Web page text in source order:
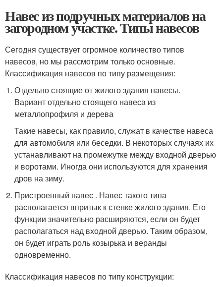
Навес из подручных материалов на
загородном участке. Типы навесов
Сегодня существует огромное количество типов
навесов, но мы рассмотрим только основные.
Классификация навесов по типу размещения:
Отдельно стоящие от жилого здания навесы.
Вариант отдельно стоящего навеса из
металлопрофиля и дерева
Такие навесы, как правило, служат в качестве навеса
для автомобиля или беседки. В некоторых случаях их
устанавливают на промежутке между входной дверью
и воротами. Иногда они используются для хранения
дров на зиму.
Пристроенный навес . Навес такого типа
располагается впритык к стенке жилого здания. Его
функции значительно расширяются, если он будет
располагаться над входной дверью. Таким образом,
он будет играть роль козырька и веранды
одновременно.
Классификация навесов по типу конструкции: